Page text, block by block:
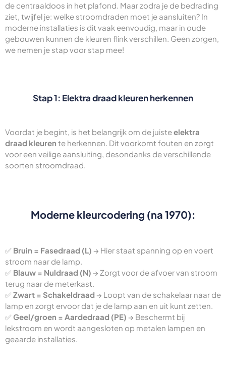
de centraaldoos in het plafond. Maar zodra je de bedrading
ziet, twijfel je: welke stroomdraden moet je aansluiten? In
moderne installaties is dit vaak eenvoudig, maar in oude
gebouwen kunnen de kleuren flink verschillen. Geen zorgen,
we nemen je stap voor stap mee!
Stap 1: Elektra draad kleuren herkennen
Voordat je begint, is het belangrijk om de juisteelektra
draad kleuren te herkennen. Dit voorkomt fouten en zorgt
voor een veilige aansluiting, desondanks de verschillende
soorten stroomdraad.
Moderne kleurcodering (na 1970):
✅ Bruin = Fasedraad (L) → Hier staat spanning op en voert
stroom naar de lamp.
✅ Blauw = Nuldraad (N) → Zorgt voor de afvoer van stroom
terug naar de meterkast.
✅ Zwart = Schakeldraad → Loopt van de schakelaar naar de
lamp en zorgt ervoor dat je de lamp aan en uit kunt zetten.
✅ Geel/groen = Aardedraad (PE) → Beschermt bij
lekstroom en wordt aangesloten op metalen lampen en
geaarde installaties.